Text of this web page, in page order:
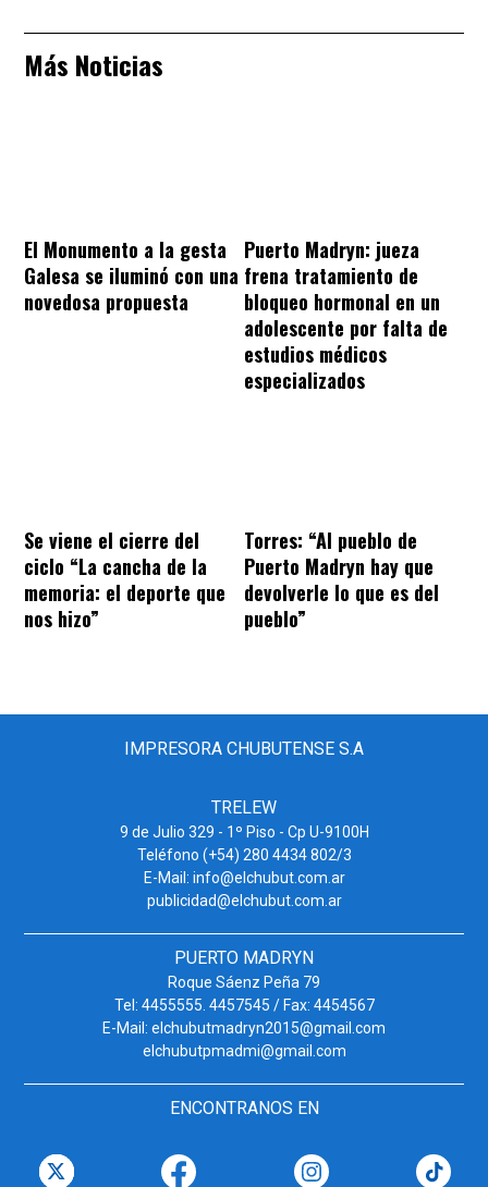
Más Noticias
El Monumento a la gesta
Galesa se iluminó con una
novedosa propuesta
Puerto Madryn: jueza
frena tratamiento de
bloqueo hormonal en un
adolescente por falta de
estudios médicos
especializados
Se viene el cierre del
ciclo “La cancha de la
memoria: el deporte que
nos hizo”
Torres: “Al pueblo de
Puerto Madryn hay que
devolverle lo que es del
pueblo”
IMPRESORA CHUBUTENSE S.A
TRELEW
9 de Julio 329 - 1º Piso - Cp U-9100H
Teléfono (+54) 280 4434 802/3
E-Mail: info@elchubut.com.ar
publicidad@elchubut.com.ar
PUERTO MADRYN
Roque Sáenz Peña 79
Tel: 4455555. 4457545 / Fax: 4454567
E-Mail: elchubutmadryn2015@gmail.com
elchubutpmadmi@gmail.com
ENCONTRANOS EN